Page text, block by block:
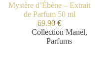
Mystère d’Ébène – Extrait
de Parfum 50 ml
69.90€
Collection Manël,
Parfums